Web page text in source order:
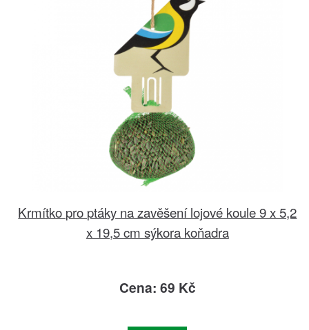
Krmítko pro ptáky na zavěšení lojové koule 9 x 5,2
x 19,5 cm sýkora koňadra
Cena: 69 Kč